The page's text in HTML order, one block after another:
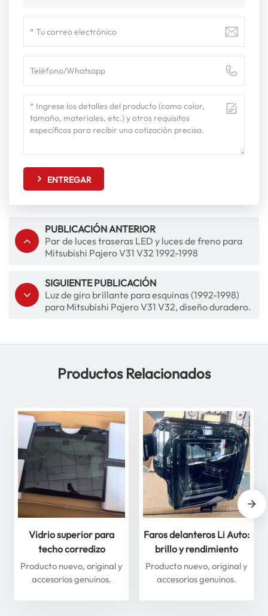
ENTREGAR
PUBLICACIÓN ANTERIOR
Par de luces traseras LED y luces de freno para
Mitsubishi Pajero V31 V32 1992-1998
SIGUIENTE PUBLICACIÓN
Luz de giro brillante para esquinas (1992-1998)
para Mitsubishi Pajero V31 V32, diseño duradero.
Productos Relacionados
Vidrio superior para
techo corredizo
delantero y trasero para
Li Auto Serie L: mejore
Producto nuevo, original y
accesorios genuinos.
Faros delanteros Li Auto:
brillo y rendimiento
superiores para máxima
seguridad
Producto nuevo, original y
accesorios genuinos.